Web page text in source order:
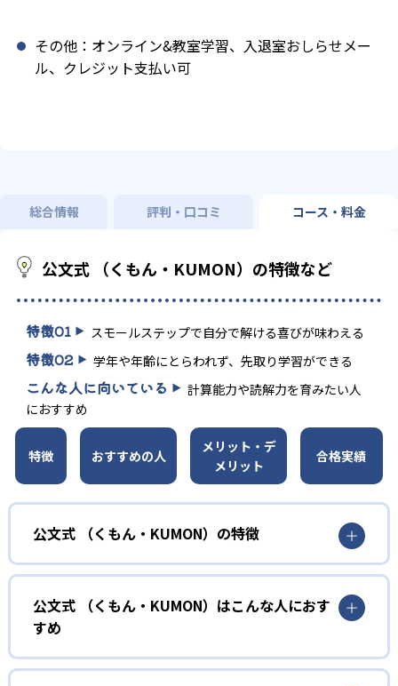
その他：オンライン&教室学習、入退室おしらせメー
ル、クレジット支払い可
総合情報 評判・口コミ コース・料金
公文式 （くもん・KUMON）の特徴など
特徴01 スモールステップで自分で解ける喜びが味わえる
特徴02 学年や年齢にとらわれず、先取り学習ができる
こんな人に向いている
計算能力や読解力を育みたい人
におすすめ
特徴 おすすめの人
メリット・デ
メリット
合格実績
公文式 （くもん・KUMON）の特徴
01
無学年式の学力別学習
KUMONでは、年齢や学年にとらわれずに、一人ひとりの学
力に応じたレベルから学習を始めている。
確実に100点が取れるレベルから少しずつ難易度を上げてい
公文式 （くもん・KUMON）はこんな人におす
すめ
幼児